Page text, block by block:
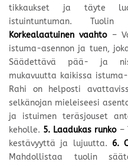
tikkaukset ja täyte
istuintuntuman.
Korkealaatuinen vaahto–
istuma-asennon ja tuen,
Säädettävä pää- ja
mukavuutta kaikissa istuma-
Rahi on helposti
selkänojan mieleiseesi
ja istuimen teräsjouset
keholle. 5. Laadukas runko–
kestävyyttä ja lujuutta. 6.
Mahdollistaa tuolin